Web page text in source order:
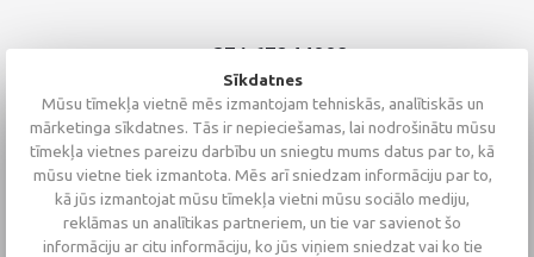
+371 67244008
+371 67271055
+371 26002793
Sīkdatnes
Mūsu tīmekļa vietnē mēs izmantojam tehniskās, analītiskās un
mārketinga sīkdatnes. Tās ir nepieciešamas, lai nodrošinātu mūsu
tīmekļa vietnes pareizu darbību un sniegtu mums datus par to, kā
mūsu vietne tiek izmantota. Mēs arī sniedzam informāciju par to,
kā jūs izmantojat mūsu tīmekļa vietni mūsu sociālo mediju,
reklāmas un analītikas partneriem, un tie var savienot šo
informāciju ar citu informāciju, ko jūs viņiem sniedzat vai ko tie